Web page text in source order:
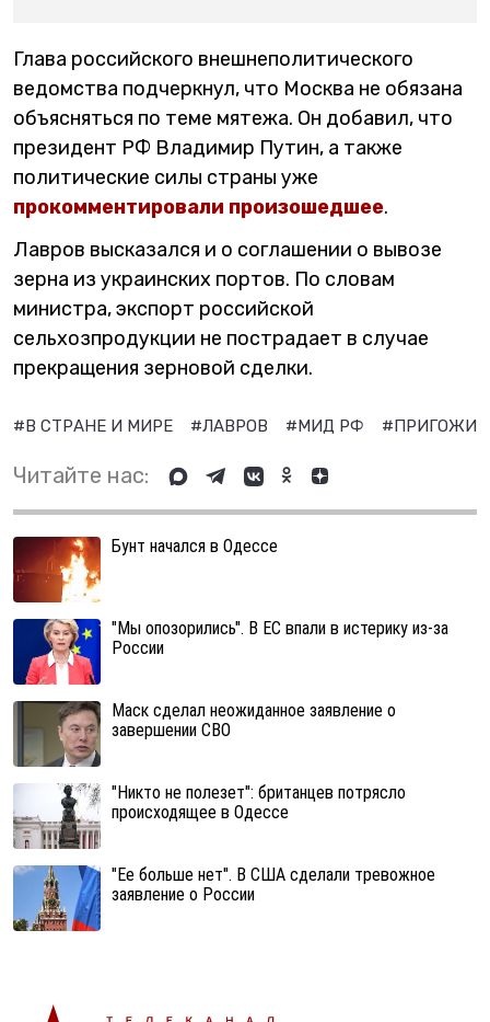
Глава российского внешнеполитического
ведомства подчеркнул, что Москва не обязана
объясняться по теме мятежа. Он добавил, что
президент РФ Владимир Путин, а также
политические силы страны уже
прокомментировали произошедшее.
Лавров высказался и о соглашении о вывозе
зерна из украинских портов. По словам
министра, экспорт российской
сельхозпродукции не пострадает в случае
прекращения зерновой сделки.
#В СТРАНЕ И МИРЕ #ЛАВРОВ #МИД РФ
Читайте нас:
Бунт начался в Одессе
"Мы опозорились". В ЕС впали в истерику из-за
России
Маск сделал неожиданное заявление о
завершении СВО
"Никто не полезет": британцев потрясло
происходящее в Одессе
"Ее больше нет". В США сделали тревожное
заявление о России